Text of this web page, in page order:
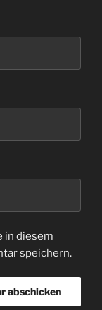
in diesem
speichern.